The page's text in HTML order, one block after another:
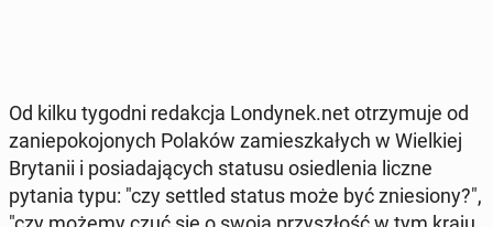
Od kilku tygodni re­dak­cja Lon­dy­nek.net otrzy­mu­je od
za­nie­po­ko­jo­nych Polaków za­miesz­ka­łych w Wiel­kiej
Bry­ta­nii i po­sia­da­ją­cych statusu osie­dle­nia liczne
pytania typu: "czy settled status może być znie­sio­ny?",